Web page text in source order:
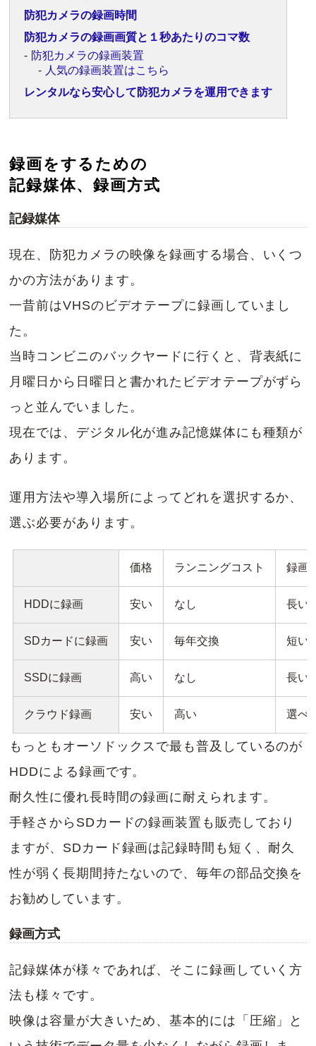
防犯カメラの録画時間
防犯カメラの録画画質と１秒あたりのコマ数
防犯カメラの録画装置
人気の録画装置はこちら
レンタルなら安心して防犯カメラを運用できます
録画をするための
記録媒体、録画方式
記録媒体
現在、防犯カメラの映像を録画する場合、いくつ
かの方法があります。
一昔前はVHSのビデオテープに録画していまし
た。
当時コンビニのバックヤードに行くと、背表紙に
月曜日から日曜日と書かれたビデオテープがずら
っと並んでいました。
現在では、デジタル化が進み記憶媒体にも種類が
あります。
運用方法や導入場所によってどれを選択するか、
選ぶ必要があります。
価格 ランニングコスト 録画
HDDに録画 安い なし 長い
SDカードに録画 安い 毎年交換 短い
SSDに録画 高い なし 長い
クラウド録画 安い 高い 選べ
もっともオーソドックスで最も普及しているのが
HDDによる録画です。
耐久性に優れ長時間の録画に耐えられます。
手軽さからSDカードの録画装置も販売しており
ますが、SDカード録画は記録時間も短く、耐久
性が弱く長期間持たないので、毎年の部品交換を
お勧めしています。
録画方式
記録媒体が様々であれば、そこに録画していく方
法も様々です。
映像は容量が大きいため、基本的には「圧縮」と